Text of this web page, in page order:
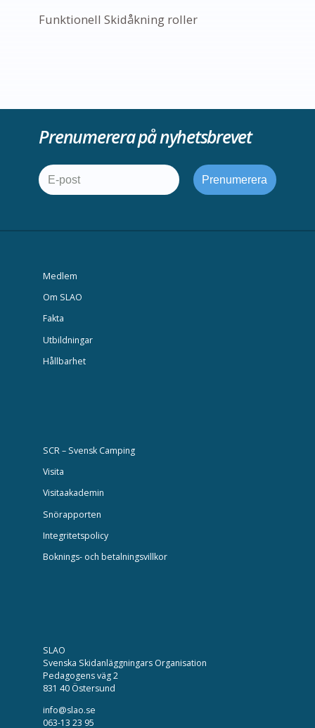
Funktionell Skidåkning roller
Prenumerera på nyhetsbrevet
Medlem
Om SLAO
Fakta
Utbildningar
Hållbarhet
SCR – Svensk Camping
Visita
Visitaakademin
Snörapporten
Integritetspolicy
Boknings- och betalningsvillkor
SLAO
Svenska Skidanläggningars Organisation
Pedagogens väg 2
831 40 Östersund
info@slao.se
063-13 23 95